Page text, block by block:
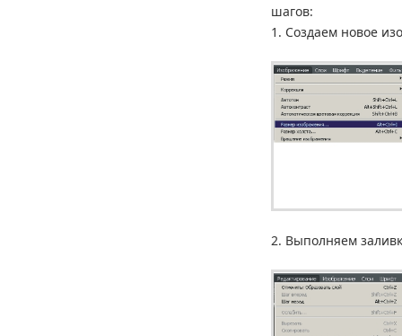
шагов:
1. Создаем новое
2. Выполняем